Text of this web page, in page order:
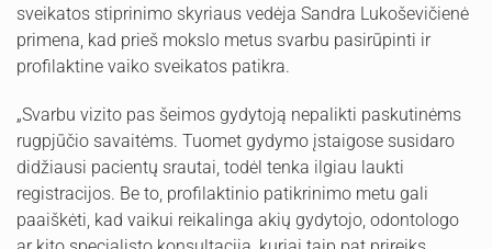
sveikatos stiprinimo skyriaus vedėja Sandra Lukoševičienė
primena, kad prieš mokslo metus svarbu pasirūpinti ir
profilaktine vaiko sveikatos patikra.
„Svarbu vizito pas šeimos gydytoją nepalikti paskutinėms
rugpjūčio savaitėms. Tuomet gydymo įstaigose susidaro
didžiausi pacientų srautai, todėl tenka ilgiau laukti
registracijos. Be to, profilaktinio patikrinimo metu gali
paaiškėti, kad vaikui reikalinga akių gydytojo, odontologo